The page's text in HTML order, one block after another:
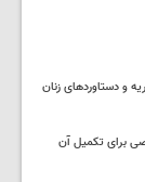
و دستاوردهای زنان
برای تکمیل آن